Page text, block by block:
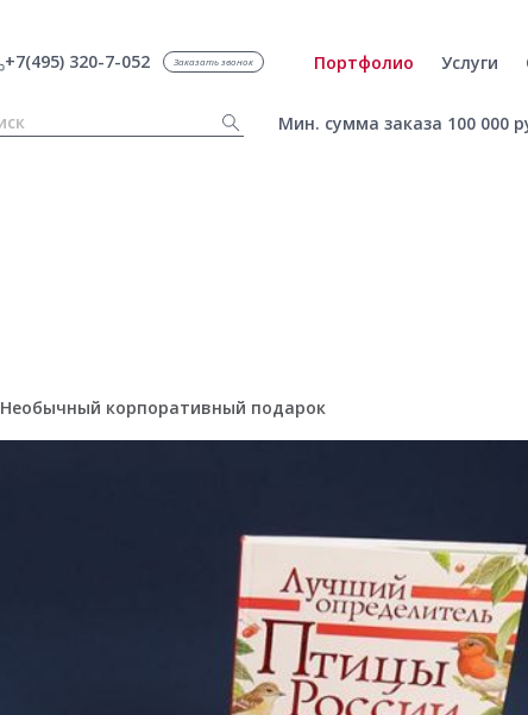
+7(495) 320-7-052 Заказать звонок Портфолио Услуги
Мин. сумма заказа 100 000
Необычный корпоративный подарок